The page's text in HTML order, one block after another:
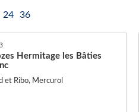
24 36
Hermitage les Bâties
et Ribo, Mercurol